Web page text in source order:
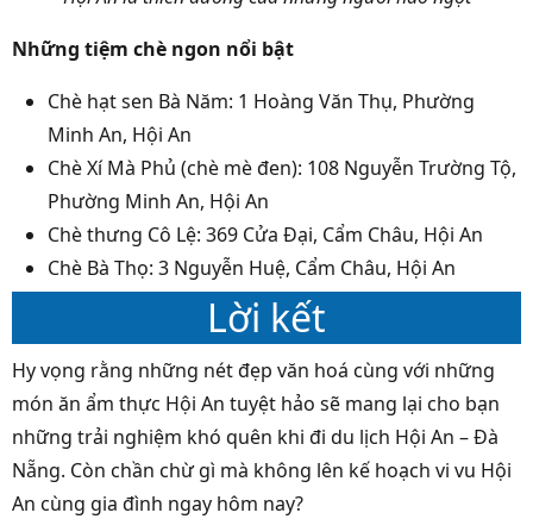
Những tiệm chè ngon nổi bật
Chè hạt sen Bà Năm: 1 Hoàng Văn Thụ, Phường
Minh An, Hội An
Chè Xí Mà Phủ (chè mè đen): 108 Nguyễn Trường Tộ,
Phường Minh An, Hội An
Chè thưng Cô Lệ: 369 Cửa Đại, Cẩm Châu, Hội An
Chè Bà Thọ: 3 Nguyễn Huệ, Cẩm Châu, Hội An
Lời kết
Hy vọng rằng những nét đẹp văn hoá cùng với những
món ăn ẩm thực Hội An tuyệt hảo sẽ mang lại cho bạn
những trải nghiệm khó quên khi đi du lịch Hội An – Đà
Nẵng. Còn chần chừ gì mà không lên kế hoạch vi vu Hội
An cùng gia đình ngay hôm nay?